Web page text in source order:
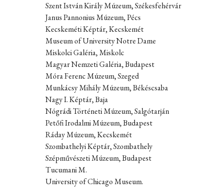
Szent István Király Múzeum, Székesfehérvár
Janus Pannonius Múzeum, Pécs
Kecskeméti Képtár, Kecskemét
Museum of University Notre Dame
Miskolci Galéria, Miskolc
Magyar Nemzeti Galéria, Budapest
Móra Ferenc Múzeum, Szeged
Munkácsy Mihály Múzeum, Békéscsaba
Nagy I. Képtár, Baja
Nógrádi Történeti Múzeum, Salgótarján
Petőfi Irodalmi Múzeum, Budapest
Ráday Múzeum, Kecskemét
Szombathelyi Képtár, Szombathely
Szépművészeti Múzeum, Budapest
Tucumani M.
University of Chicago Museum.